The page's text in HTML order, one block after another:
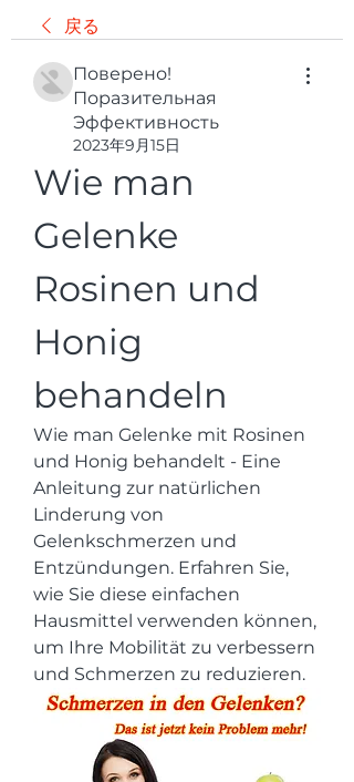
戻る
Поверено!
Поразительная
Эффективность
2023年9月15日
Wie man
Gelenke
Rosinen und
Honig
behandeln
Wie man Gelenke mit Rosinen
und Honig behandelt - Eine
Anleitung zur natürlichen
Linderung von
Gelenkschmerzen und
Entzündungen. Erfahren Sie,
wie Sie diese einfachen
Hausmittel verwenden können,
um Ihre Mobilität zu verbessern
und Schmerzen zu reduzieren.